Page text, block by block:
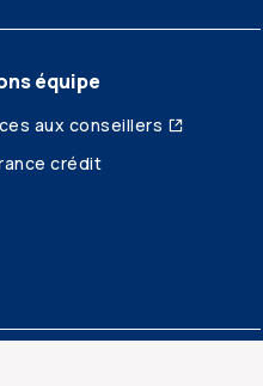
équipe
aux conseillers
crédit